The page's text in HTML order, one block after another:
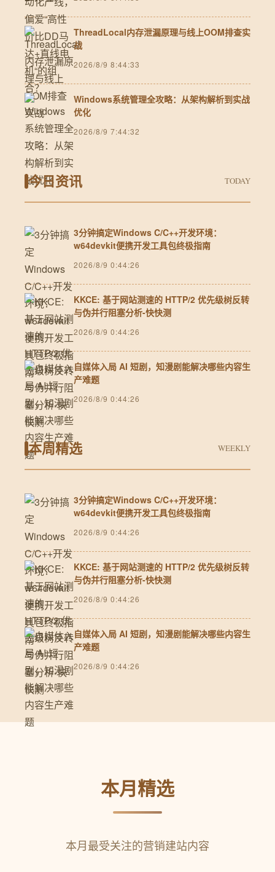
ThreadLocal内存泄漏原理与线上OOM排查实
战
2026/8/9 8:44:33
Windows系统管理全攻略：从架构解析到实战
优化
2026/8/9 7:44:32
今日资讯 TODAY
3分钟搞定Windows C/C++开发环境：
w64devkit便携开发工具包终极指南
2026/8/9 0:44:26
KKCE: 基于网站测速的 HTTP/2 优先级树反转
与伪并行阻塞分析-快快测
2026/8/9 0:44:26
自媒体入局 AI 短剧，知漫剧能解决哪些内容生
产难题
2026/8/9 0:44:26
本周精选 WEEKLY
3分钟搞定Windows C/C++开发环境：
w64devkit便携开发工具包终极指南
2026/8/9 0:44:26
KKCE: 基于网站测速的 HTTP/2 优先级树反转
与伪并行阻塞分析-快快测
2026/8/9 0:44:26
自媒体入局 AI 短剧，知漫剧能解决哪些内容生
产难题
2026/8/9 0:44:26
本月精选
本月最受关注的营销建站内容